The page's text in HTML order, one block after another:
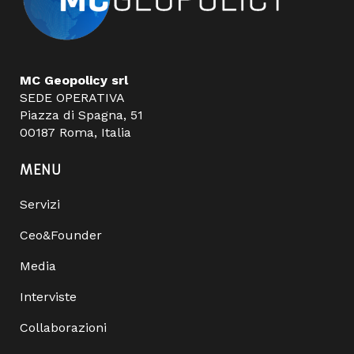
MC Geopolicy srl
SEDE OPERATIVA
Piazza di Spagna, 51
00187 Roma, Italia
MENU
Servizi
Ceo&Founder
Media
Interviste
Collaborazioni